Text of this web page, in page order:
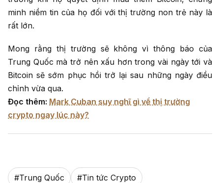
minh niềm tin của họ đối với thị trường non trẻ này là
rất lớn.
Mong rằng thị trường sẽ không vì thông báo của
Trung Quốc mà trở nên xấu hơn trong vài ngày tới và
Bitcoin sẽ sớm phục hồi trở lại sau những ngày điều
chỉnh vừa qua.
Đọc thêm: Mark Cuban suy nghĩ gì về thị trường
crypto ngay lúc này?
#Trung Quốc #Tin tức Crypto